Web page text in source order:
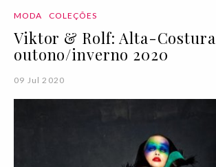
MODA COLEÇÕES
Viktor & Rolf: Alta-Costura
outono/inverno 2020
09 Jul 2020